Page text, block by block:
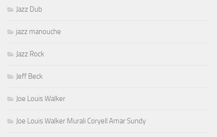
Jazz Dub
jazz manouche
Jazz Rock
Jeff Beck
Joe Louis Walker
Joe Louis Walker Murali Coryell Amar Sundy